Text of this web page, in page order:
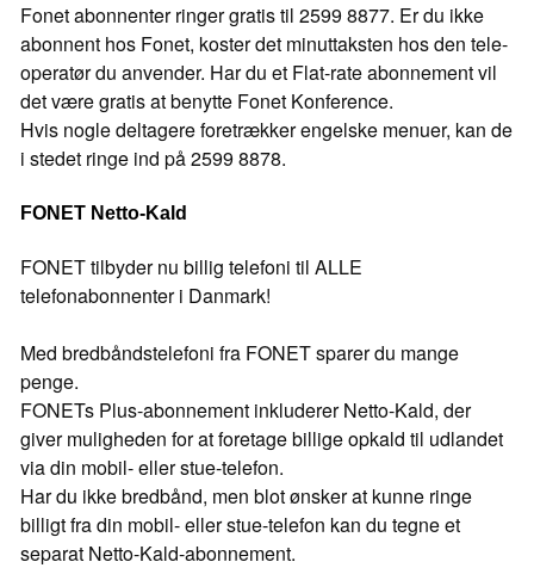
Fonet abonnenter ringer gratis til 2599 8877. Er du ikke
abonnent hos Fonet, koster det minuttaksten hos den tele-
operatør du anvender. Har du et Flat-rate abonnement vil
det være gratis at benytte Fonet Konference.
Hvis nogle deltagere foretrækker engelske menuer, kan de
i stedet ringe ind på 2599 8878.
FONET Netto-Kald
FONET tilbyder nu billig telefoni til ALLE
telefonabonnenter i Danmark!
Med bredbåndstelefoni fra FONET sparer du mange
penge.
FONETs Plus-abonnement inkluderer Netto-Kald, der
giver muligheden for at foretage billige opkald til udlandet
via din mobil- eller stue-telefon.
Har du ikke bredbånd, men blot ønsker at kunne ringe
billigt fra din mobil- eller stue-telefon kan du tegne et
separat Netto-Kald-abonnement.